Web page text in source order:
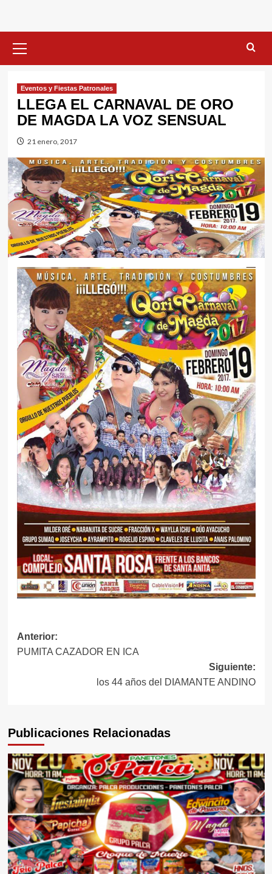
primario
Eventos y Fiestas Patronales
LLEGA EL CARNAVAL DE ORO
DE MAGDA LA VOZ SENSUAL
21 enero, 2017
Navegación
de
Anterior:
PUMITA CAZADOR EN ICA
Siguiente:
los 44 años del DIAMANTE ANDINO
Publicaciones Relacionadas